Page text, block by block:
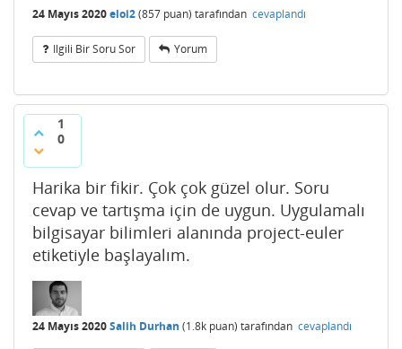
24 Mayıs 2020eloi2(857 puan) tarafından cevaplandı
Ilgili Bir Soru Sor Yorum
1
0
Harika bir fikir. Çok çok güzel olur. Soru
cevap ve tartışma için de uygun. Uygulamalı
bilgisayar bilimleri alanında project-euler
etiketiyle başlayalım.
24 Mayıs 2020Salih Durhan (1.8k puan) tarafından cevaplandı